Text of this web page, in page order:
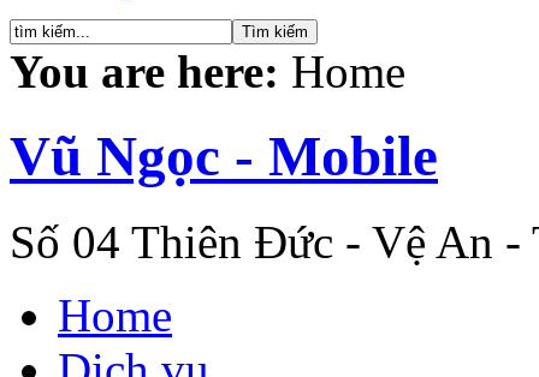
You are here: Home
Vũ Ngọc - Mobile
Số 04 Thiên Đức - Vệ An
Home